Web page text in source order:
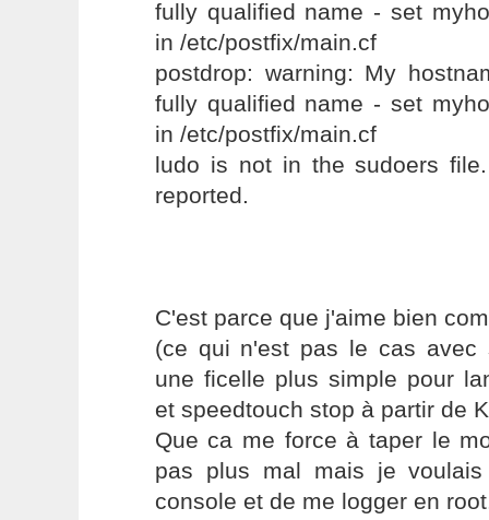
fully qualified name - set
in /etc/postfix/main.cf
postdrop: warning: My
fully qualified name - set
in /etc/postfix/main.cf
ludo is not in the sudoers
reported.
C'est parce que j'aime bien
(ce qui n'est pas le cas avec
une ficelle plus simple pour
et speedtouch stop à partir de
Que ca me force à taper le
pas plus mal mais je
console et de me logger en